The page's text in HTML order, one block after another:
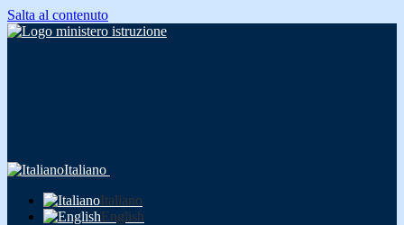
Salta al contenuto
Italiano
Italiano
English